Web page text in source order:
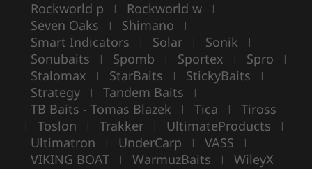
Rockworld p | Rockworld w |
Seven Oaks | Shimano |
Smart Indicators | Solar | Sonik |
Sonubaits | Spomb | Sportex | Spro |
Stalomax | StarBaits | StickyBaits |
Strategy | Tandem Baits |
TB Baits - Tomas Blazek | Tica | Tiross
| Toslon | Trakker | UltimateProducts |
Ultimatron | UnderCarp | VASS |
VIKING BOAT | WarmuzBaits | WileyX